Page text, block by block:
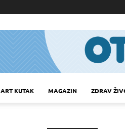
ART KUTAK MAGAZIN ZDRAV